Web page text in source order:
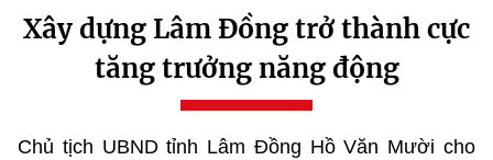
Xây dựng Lâm Đồng trở thành cực
tăng trưởng năng động
Chủ tịch UBND tỉnh Lâm Đồng Hồ Văn Mười cho